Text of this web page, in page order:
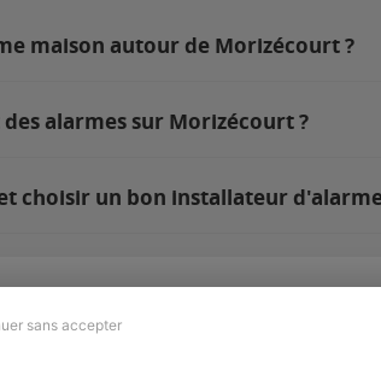
sans accepter
maison autour de Morizécourt ?
alarmes sur Morizécourt ?
choisir un bon installateur